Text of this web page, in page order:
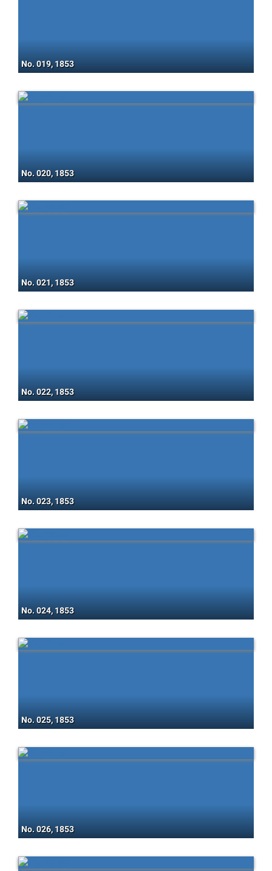
No. 019, 1853
No. 020, 1853
No. 021, 1853
No. 022, 1853
No. 023, 1853
No. 024, 1853
No. 025, 1853
No. 026, 1853